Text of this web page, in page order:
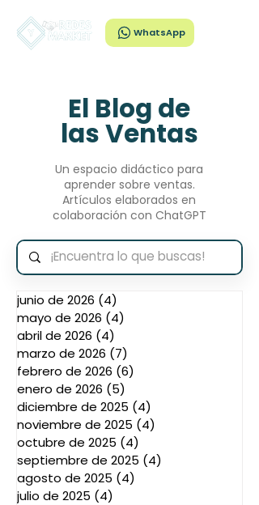
WhatsApp
El Blog de
las Ventas
Un espacio didáctico para
aprender sobre ventas.
Artículos elaborados en
colaboración con ChatGPT
junio de 2026 (4)
mayo de 2026 (4)
abril de 2026 (4)
marzo de 2026 (7)
febrero de 2026 (6)
enero de 2026 (5)
diciembre de 2025 (4)
noviembre de 2025 (4)
octubre de 2025 (4)
septiembre de 2025 (4)
agosto de 2025 (4)
julio de 2025 (4)